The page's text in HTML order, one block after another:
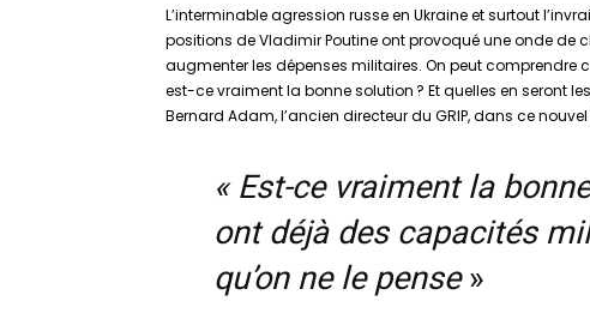
L’interminable agression russe en Ukraine et surtout
positions de Vladimir Poutine ont provoqué une onde de
augmenter les dépenses militaires. On peut comprendre
est-ce vraiment la bonne solution ? Et quelles en seront
Bernard Adam, l’ancien directeur du GRIP, dans ce
« Est-ce vraiment la
ont déjà des capacités
qu’on ne le pense»